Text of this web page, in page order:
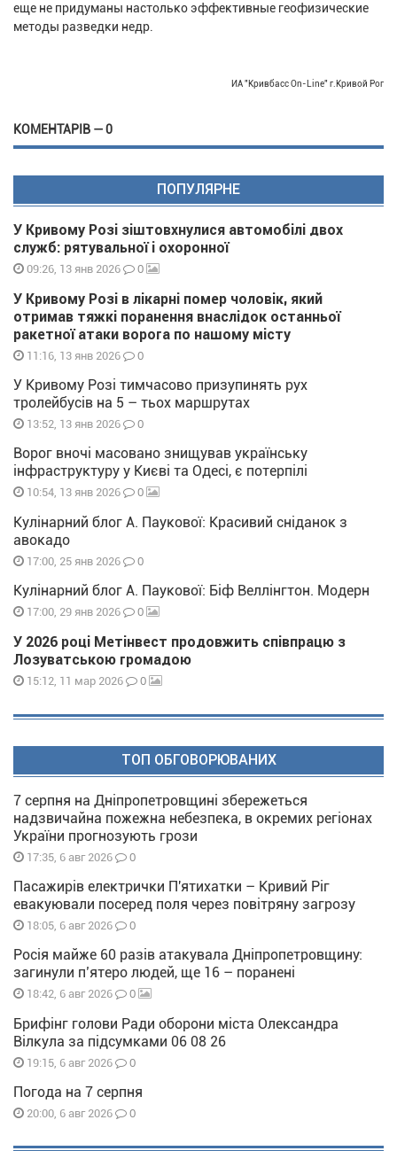
еще не придуманы настолько эффективные геофизические
методы разведки недр.
ИА "Кривбасс On-Line" г.Кривой Рог
КОМЕНТАРІВ — 0
ПОПУЛЯРНЕ
У Кривому Розі зіштовхнулися автомобілі двох
служб: рятувальної і охоронної
09:26, 13 янв 2026 0
У Кривому Розі в лікарні помер чоловік, який
отримав тяжкі поранення внаслідок останньої
ракетної атаки ворога по нашому місту
11:16, 13 янв 2026 0
У Кривому Розі тимчасово призупинять рух
тролейбусів на 5 – тьох маршрутах
13:52, 13 янв 2026 0
Ворог вночі масовано знищував українську
інфраструктуру у Києві та Одесі, є потерпілі
10:54, 13 янв 2026 0
Кулінарний блог А. Паукової: Красивий сніданок з
авокадо
17:00, 25 янв 2026 0
Кулінарний блог А. Паукової: Біф Веллінгтон. Модерн
17:00, 29 янв 2026 0
У 2026 році Метінвест продовжить співпрацю з
Лозуватською громадою
15:12, 11 мар 2026 0
ТОП ОБГОВОРЮВАНИХ
7 серпня на Дніпропетровщині збережеться
надзвичайна пожежна небезпека, в окремих регіонах
України прогнозують грози
17:35, 6 авг 2026 0
Пасажирів електрички П'ятихатки – Кривий Ріг
евакуювали посеред поля через повітряну загрозу
18:05, 6 авг 2026 0
Росія майже 60 разів атакувала Дніпропетровщину:
загинули п’ятеро людей, ще 16 – поранені
18:42, 6 авг 2026 0
Брифінг голови Ради оборони міста Олександра
Вілкула за підсумками 06 08 26
19:15, 6 авг 2026 0
Погода на 7 серпня
20:00, 6 авг 2026 0